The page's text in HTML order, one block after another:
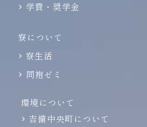
学費・奨学金
寮について
寮生活
同袍ゼミ
環境について
吉備中央町について